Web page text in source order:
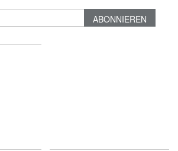
ABONNIEREN